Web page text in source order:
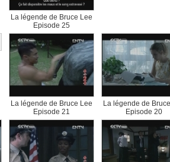
La légende de Bruce Lee
Episode 25
La légende de Bruce Lee
Episode 21
La légende de
Episode 20